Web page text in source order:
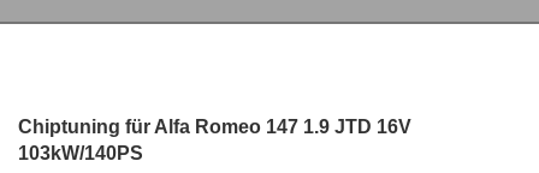
Chiptuning für Alfa Romeo 147 1.9 JTD 16V
103kW/140PS